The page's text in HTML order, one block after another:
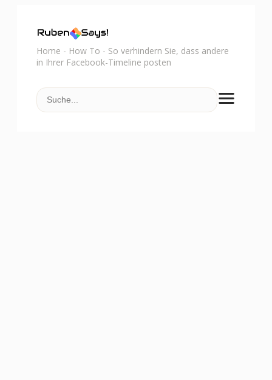
Home - How To - So verhindern Sie, dass andere
in Ihrer Facebook-Timeline posten